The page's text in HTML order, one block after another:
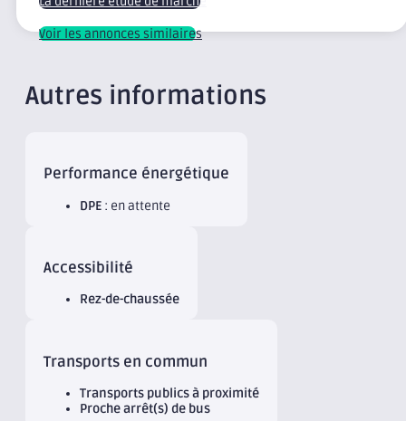
Voir les annonces similaires
Autres informations
Performance énergétique
DPE : en attente
Accessibilité
Rez-de-chaussée
Transports en commun
Transports publics à proximité
Proche arrêt(s) de bus